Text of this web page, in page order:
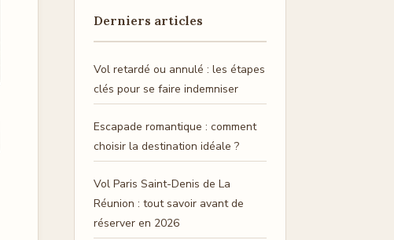
Derniers articles
Vol retardé ou annulé : les étapes
clés pour se faire indemniser
Escapade romantique : comment
choisir la destination idéale ?
Vol Paris Saint-Denis de La
Réunion : tout savoir avant de
réserver en 2026